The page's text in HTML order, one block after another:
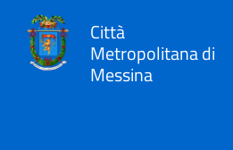
Città
Metropolitana di
Messina